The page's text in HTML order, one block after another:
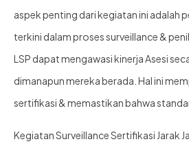
aspek penting dari kegiatan ini adalah
terkini dalam proses surveillance &
LSP dapat mengawasi kinerja Asesi
dimanapun mereka berada. Hal ini
sertifikasi & memastikan bahwa
Kegiatan Surveillance Sertifikasi Jarak